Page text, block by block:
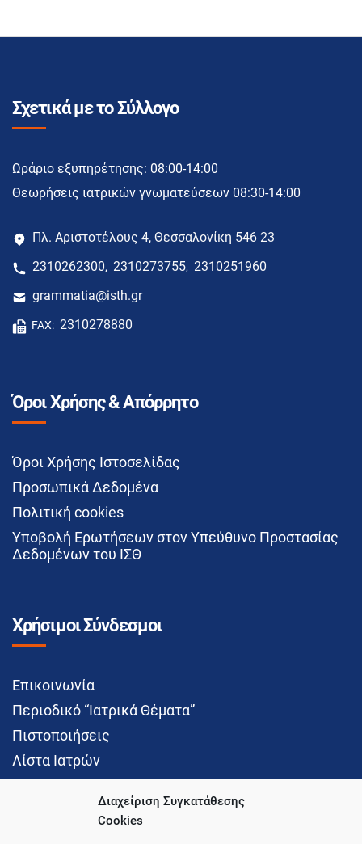
Διαχείριση Συγκατάθεσης
Cookies
Σχετικά με το Σύλλογο
Ωράριο εξυπηρέτησης: 08:00-14:00
Θεωρήσεις ιατρικών γνωματεύσεων 08:30-14:00
Πλ. Αριστοτέλους 4, Θεσσαλονίκη 546 23
2310262300, 2310273755, 2310251960
grammatia@isth.gr
FAX: 2310278880
Όροι Χρήσης & Απόρρητο
Όροι Χρήσης Ιστοσελίδας
Προσωπικά Δεδομένα
Πολιτική cookies
Υποβολή Ερωτήσεων στον Υπεύθυνο Προστασίας
Δεδομένων του ΙΣΘ
Χρήσιμοι Σύνδεσμοι
Επικοινωνία
Περιοδικό “Ιατρικά Θέματα”
Πιστοποιήσεις
Λίστα Ιατρών
Social Media